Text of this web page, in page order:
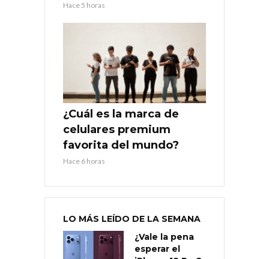
Hace 5 horas
¿Cuál es la marca de
celulares premium
favorita del mundo?
Hace 6 horas
LO MÁS LEÍDO DE LA SEMANA
¿Vale la pena
esperar el